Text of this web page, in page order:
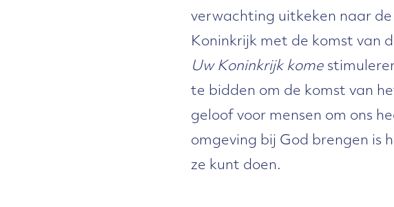
verwachting uitkeken naar de
Koninkrijk met de komst van
Uw Koninkrijk kome
te bidden om de komst van
geloof voor mensen om ons
omgeving bij God brengen is
ze kunt doen.